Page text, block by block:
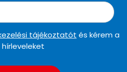
tájékoztatót és kérem a
hírleveleket